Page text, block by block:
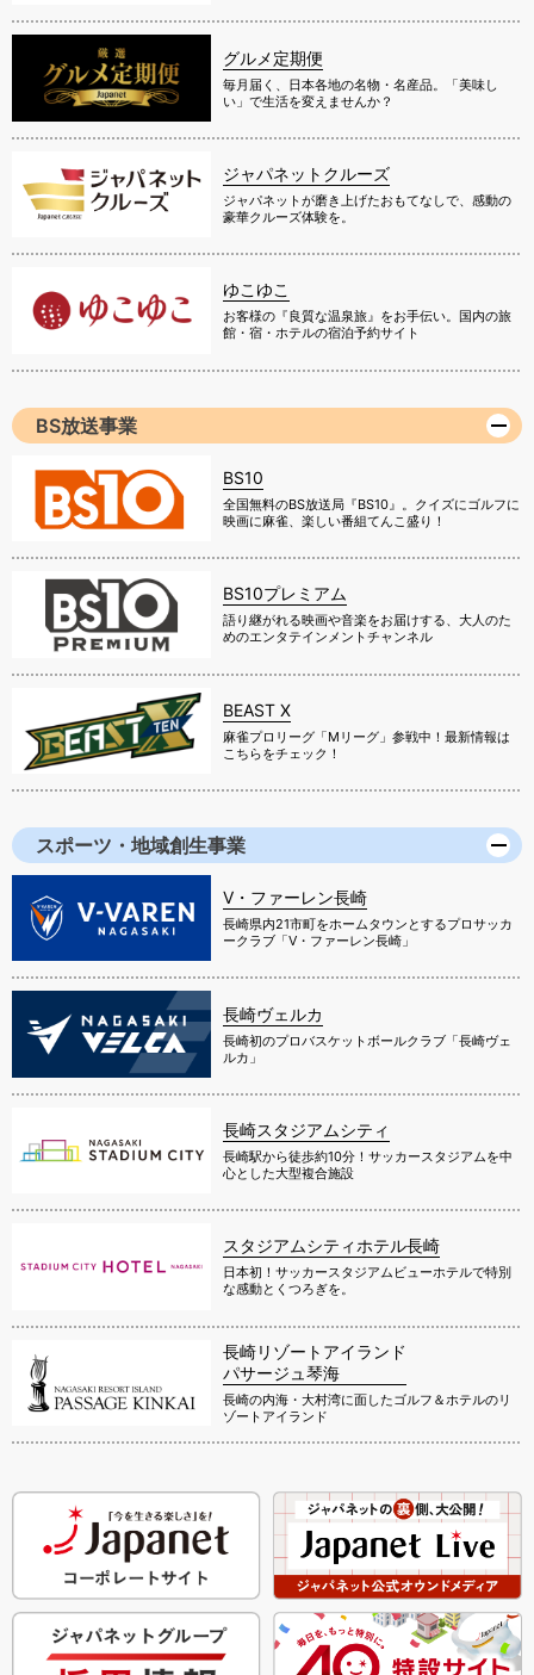
グルメ定期便
毎月届く、日本各地の名物・名産品。「美味し
い」で生活を変えませんか？
ジャパネットクルーズ
ジャパネットが磨き上げたおもてなしで、感動の
豪華クルーズ体験を。
ゆこゆこ
お客様の『良質な温泉旅』をお手伝い。国内の旅
館・宿・ホテルの宿泊予約サイト
BS放送事業
BS10
全国無料のBS放送局『BS10』。クイズにゴルフに
映画に麻雀、楽しい番組てんこ盛り！
BS10プレミアム
語り継がれる映画や音楽をお届けする、大人のた
めのエンタテインメントチャンネル
BEAST X
麻雀プロリーグ「Mリーグ」参戦中！最新情報は
こちらをチェック！
スポーツ・地域創生事業
V・ファーレン長崎
長崎県内21市町をホームタウンとするプロサッカ
ークラブ「V・ファーレン長崎」
長崎ヴェルカ
長崎初のプロバスケットボールクラブ「長崎ヴェ
ルカ」
長崎スタジアムシティ
長崎駅から徒歩約10分！サッカースタジアムを中
心とした大型複合施設
スタジアムシティホテル長崎
日本初！サッカースタジアムビューホテルで特別
な感動とくつろぎを。
長崎リゾートアイランド
パサージュ琴海
長崎の内海・大村湾に面したゴルフ＆ホテルのリ
ゾートアイランド